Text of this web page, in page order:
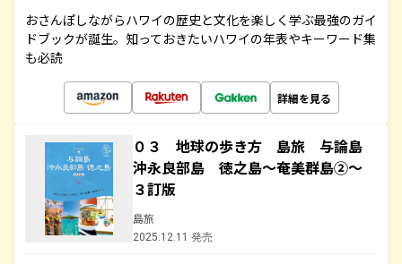
おさんぽしながらハワイの歴史と文化を楽しく学ぶ最強のガイ
ドブックが誕生。知っておきたいハワイの年表やキーワード集
も必読
詳細を見る
０３ 地球の歩き方 島旅 与論島
沖永良部島 徳之島～奄美群島②～
３訂版
島旅
2025.12.11 発売